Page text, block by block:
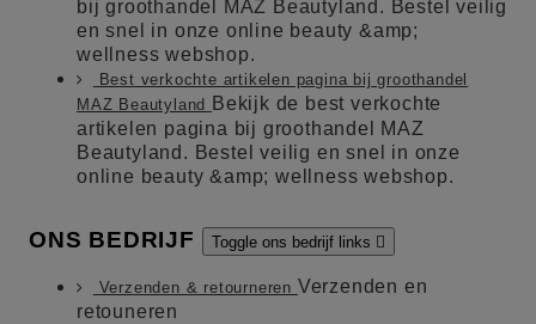
bij groothandel MAZ Beautyland. Bestel veilig
en snel in onze online beauty &amp;
wellness webshop.
Best verkochte artikelen pagina bij groothandel
MAZ Beautyland
Bekijk de best verkochte
artikelen pagina bij groothandel MAZ
Beautyland. Bestel veilig en snel in onze
online beauty &amp; wellness webshop.
ONS BEDRIJF Toggle ons bedrijf links 
Verzenden & retourneren Verzenden en
retouneren